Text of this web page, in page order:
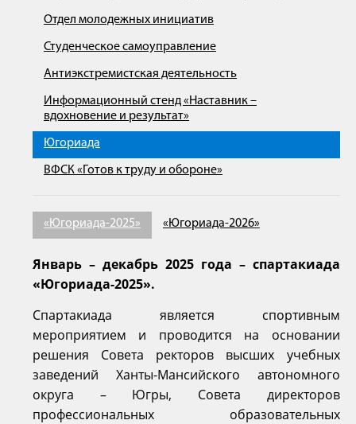
Отдел молодежных инициатив
Студенческое самоуправление
Антиэкстремистская деятельность
Информационный стенд «Наставник –
вдохновение и результат»
Югориада
ВФСК «Готов к труду и обороне»
«Югориада-2025» «Югориада-2026»
Январь – декабрь 2025 года – спартакиада
«Югориада-2025».
Спартакиада является спортивным
мероприятием и проводится на основании
решения Совета ректоров высших учебных
заведений Ханты-Мансийского автономного
округа – Югры, Совета директоров
профессиональных образовательных